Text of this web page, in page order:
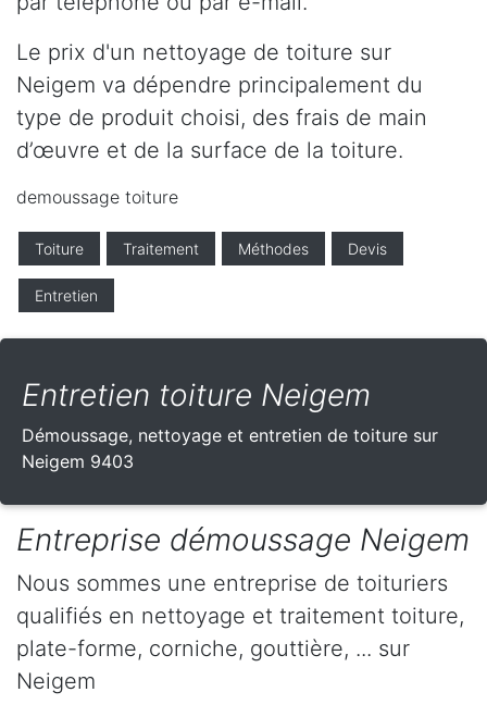
Le prix d'un nettoyage de toiture sur
Neigem va dépendre principalement du
type de produit choisi, des frais de main
d’œuvre et de la surface de la toiture.
demoussage toiture
Toiture Traitement Méthodes Devis
Entretien
Entretien toiture Neigem
Démoussage, nettoyage et entretien de toiture sur
Neigem 9403
Entreprise démoussage Neigem
Nous sommes une entreprise de toituriers
qualifiés en nettoyage et traitement toiture,
plate-forme, corniche, gouttière, ... sur
Neigem